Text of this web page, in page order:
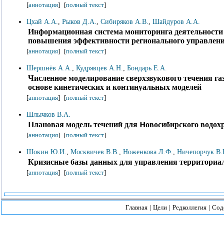
[аннотация] [полный текст]
Цхай А.А., Рыков Д.А., Сибиряков А.В., Шайдуров А.А.
Информационная система мониторинга деятельности
повышения эффективности регионального
[аннотация] [полный текст]
Шершнёв А.А., Кудрявцев А.Н., Бондарь Е.А.
Численное моделирование сверхзвукового течения
основе кинетических и континуальных моделей
[аннотация] [полный текст]
Шлычков В.А.
Плановая модель течений для Новосибирского
[аннотация] [полный текст]
Шокин Ю.И., Москвичев В.В., Ноженкова Л.Ф., Ничепорчук
Кризисные базы данных для управления
[аннотация] [полный текст]
Главная | Цели | Редколлегия |